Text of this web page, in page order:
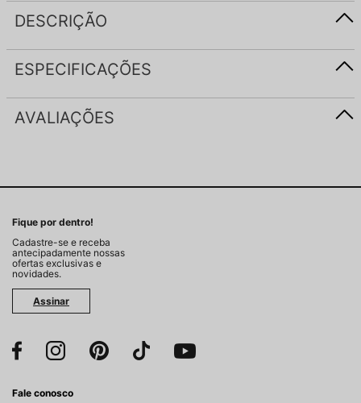
DESCRIÇÃO
ESPECIFICAÇÕES
AVALIAÇÕES
Fique por dentro!
Cadastre-se e receba
antecipadamente nossas
ofertas exclusivas e
novidades.
Assinar
Fale conosco